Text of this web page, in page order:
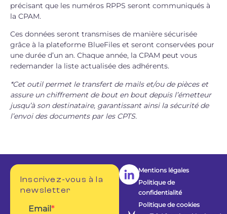
précisant que les numéros RPPS seront communiqués à
la CPAM.
Ces données seront transmises de manière sécurisée
grâce à la plateforme BlueFiles et seront conservées pour
une durée d’un an. Chaque année, la CPAM peut vous
redemander la liste actualisée des adhérents.
*Cet outil permet le transfert de mails et/ou de pièces et
assure un chiffrement de bout en bout depuis l’émetteur
jusqu’à son destinataire, garantissant ainsi la sécurité de
l’envoi des documents par les CPTS.
Mentions légales
Politique de
confidentialité
Politique de cookies
Inscrivez-vous à la
newsletter
Email